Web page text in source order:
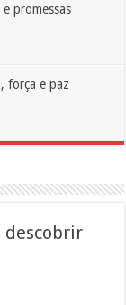
promessas
força e paz
descobrir